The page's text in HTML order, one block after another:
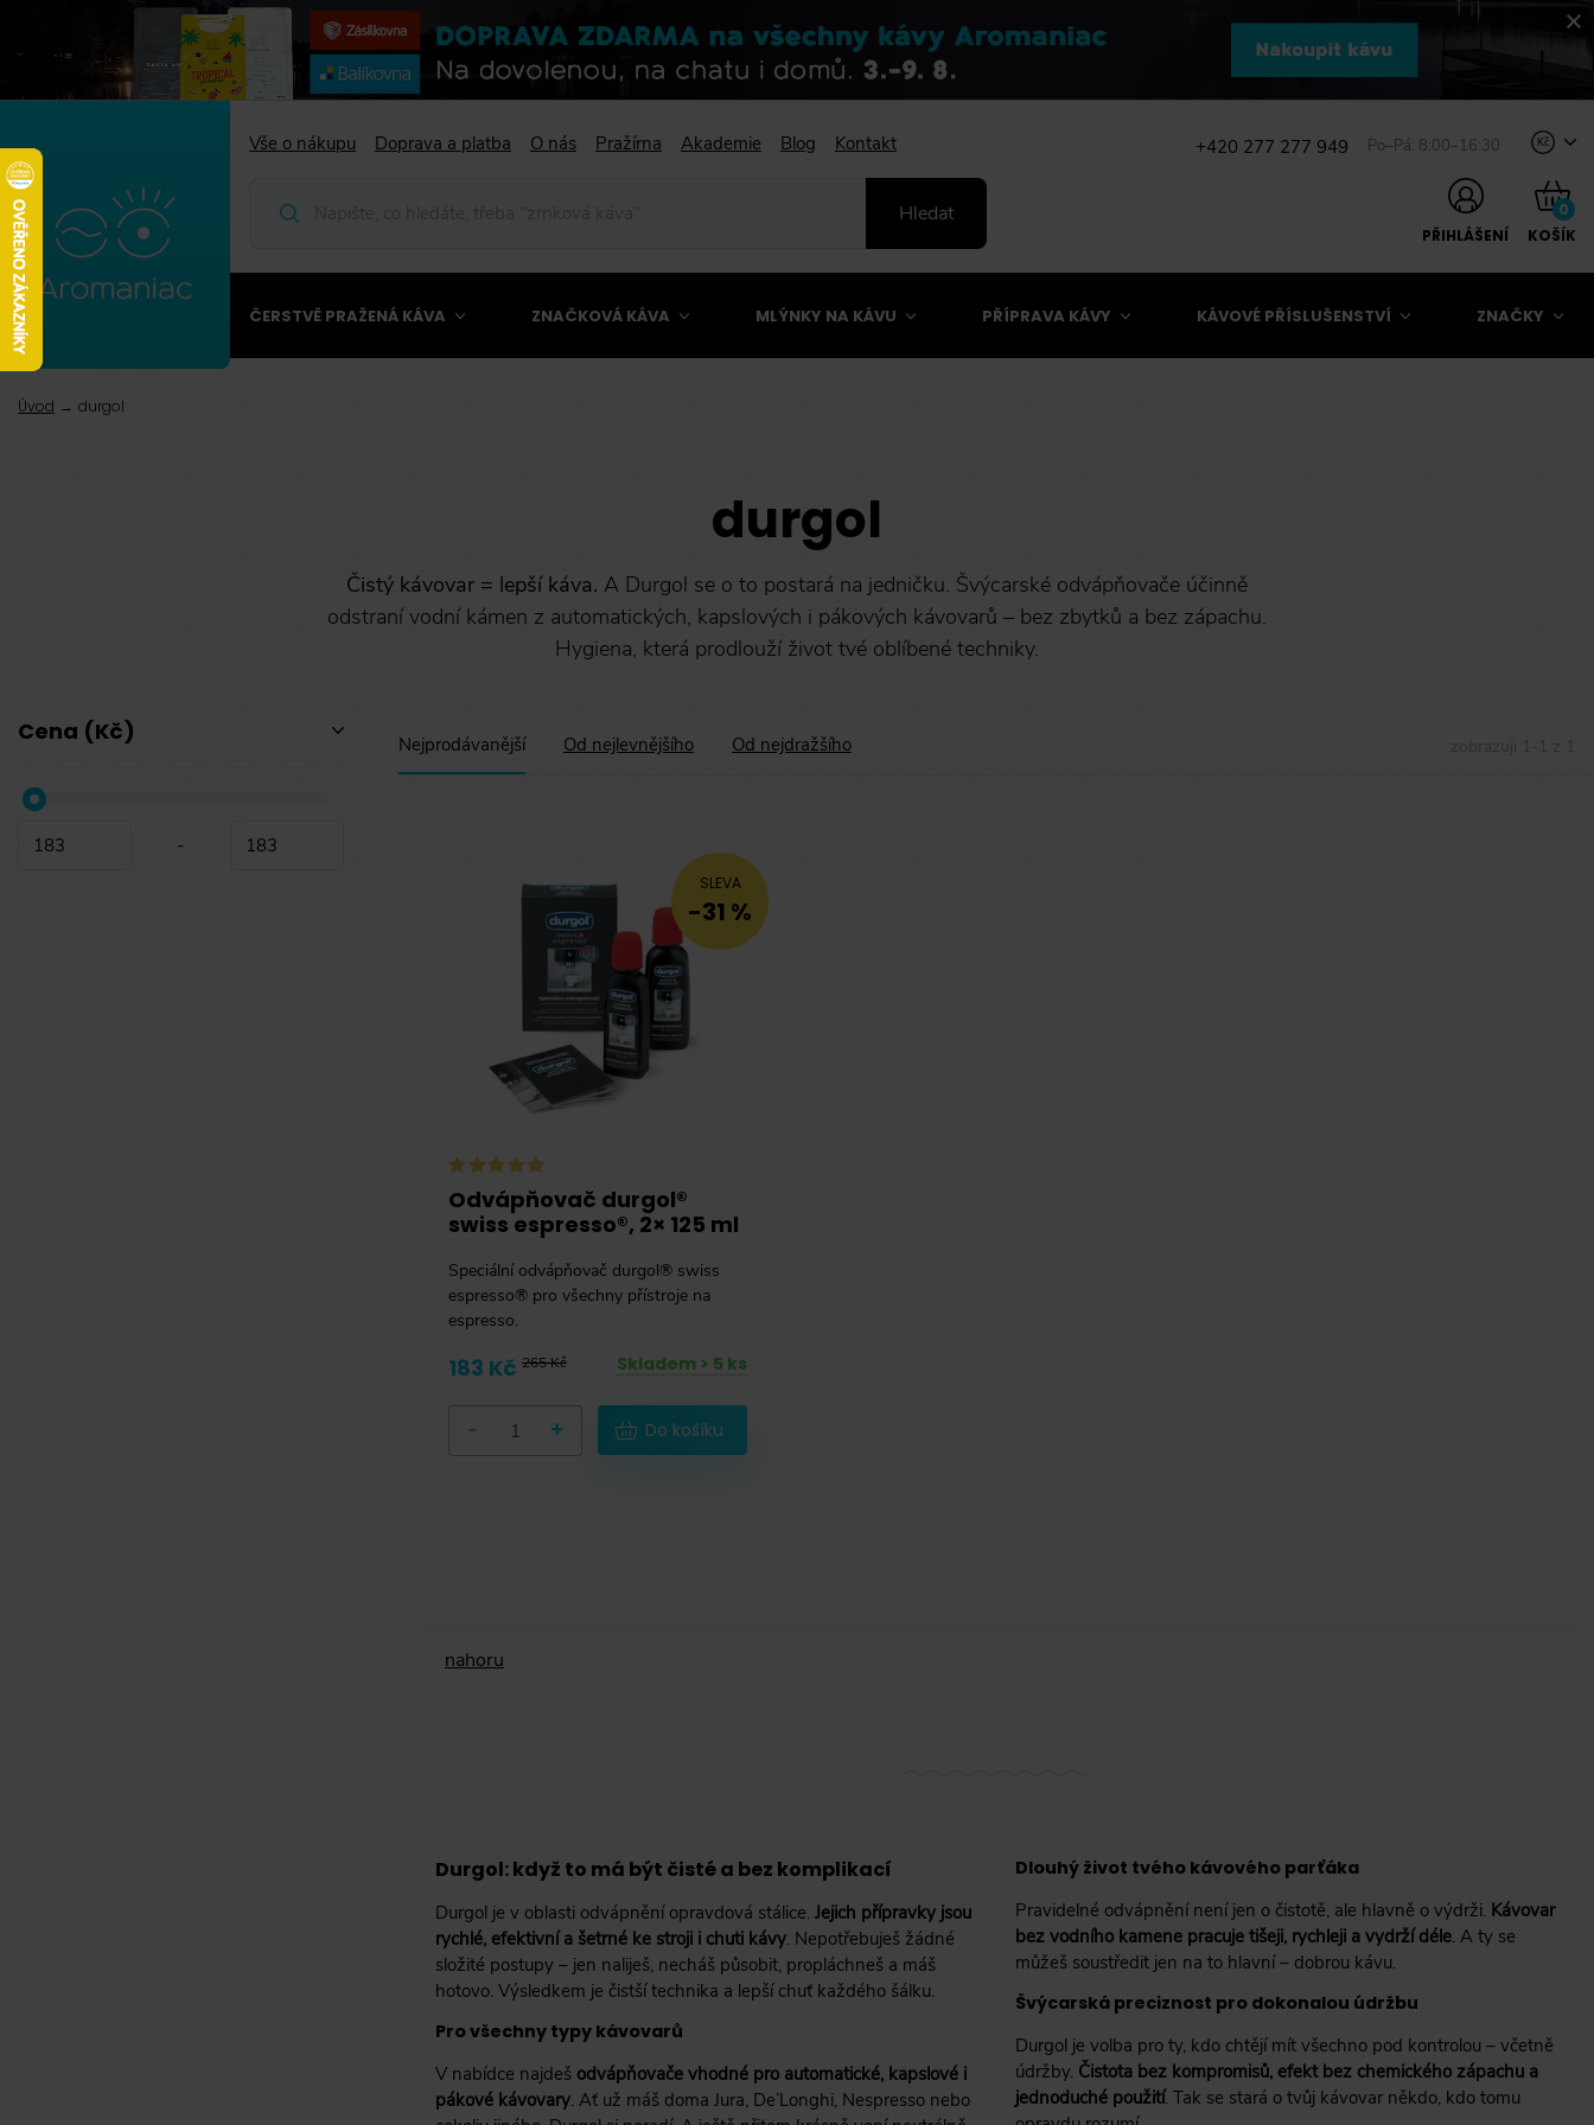
Vše o nákupu Doprava a platba O nás Pražírna Akademie Blog Kontakt
Hledat
+420 277 277 949 Po–Pá: 8:00–16:30 Kč
PŘIHLÁŠENÍ
0
KOŠÍK
ČERSTVĚ PRAŽENÁ KÁVA ZNAČKOVÁ KÁVA MLÝNKY NA KÁVU PŘÍPRAVA KÁVY KÁVOVÉ PŘÍSLUŠENSTVÍ ZNAČKY
Úvod durgol
durgol
Čistý kávovar = lepší káva. A Durgol se o to postará na jedničku. Švýcarské odvápňovače účinně
odstraní vodní kámen z automatických, kapslových i pákových kávovarů – bez zbytků a bez zápachu.
Hygiena, která prodlouží život tvé oblíbené techniky.
Cena (Kč)
-
Nejprodávanější Od nejlevnějšího Od nejdražšího
SLEVA
-31 %
Odvápňovač durgol®
swiss espresso®, 2× 125 ml
Speciální odvápňovač durgol® swiss
espresso® pro všechny přístroje na
espresso.
183 Kč 265 Kč Skladem > 5 ks
+ Do košíku
nahoru
Durgol: když to má být čisté a bez komplikací
Durgol je v oblasti odvápnění opravdová stálice. Jejich přípravky jsou
rychlé, efektivní a šetrné ke stroji i chuti kávy. Nepotřebuješ žádné
složité postupy – jen naliješ, necháš působit, propláchneš a máš
hotovo. Výsledkem je čistší technika a lepší chuť každého šálku.
Pro všechny typy kávovarů
V nabídce najdeš odvápňovače vhodné pro automatické, kapslové i
pákové kávovary. Ať už máš doma Jura, De’Longhi, Nespresso nebo
Dlouhý život tvého kávového parťáka
Pravidelné odvápnění není jen o čistotě, ale hlavně o výdrži. Kávovar
bez vodního kamene pracuje tišeji, rychleji a vydrží déle. A ty se
můžeš soustředit jen na to hlavní – dobrou kávu.
Švýcarská preciznost pro dokonalou údržbu
Durgol je volba pro ty, kdo chtějí mít všechno pod kontrolou – včetně
údržby. Čistota bez kompromisů, efekt bez chemického zápachu a
jednoduché použití. Tak se stará o tvůj kávovar někdo, kdo tomu